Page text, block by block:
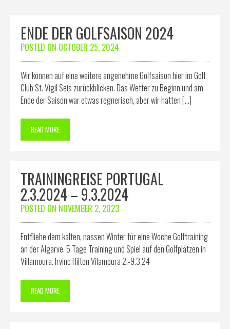
ENDE DER GOLFSAISON 2024
POSTED ON OCTOBER 25, 2024
Wir können auf eine weitere angenehme Golfsaison hier im Golf
Club St. Vigil Seis zurückblicken. Das Wetter zu Beginn und am
Ende der Saison war etwas regnerisch, aber wir hatten […]
READ MORE
TRAININGREISE PORTUGAL
2.3.2024 – 9.3.2024
POSTED ON NOVEMBER 2, 2023
Entfliehe dem kalten, nassen Winter für eine Woche Golftraining
an der Algarve. 5 Tage Training und Spiel auf den Golfplätzen in
Villamoura. Irvine Hilton Vilamoura 2.-9.3.24
READ MORE